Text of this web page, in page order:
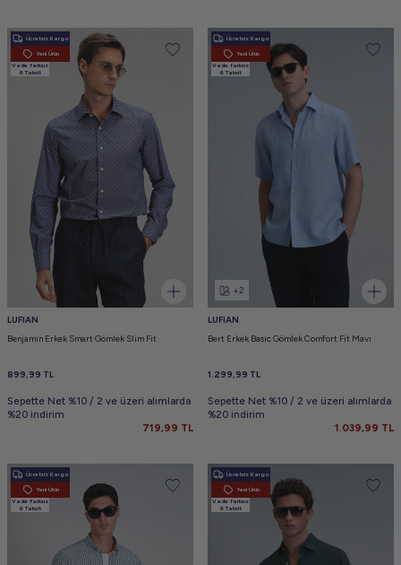
Ücretsiz Kargo
Yeni Ürün
Vade farksız
6 Taksit
LUFIAN
Benjamin Erkek Smart Gömlek Slim Fit
899,99 TL
Sepette Net %10 / 2 ve üzeri alımlarda
%20 indirim
719,99 TL
Ücretsiz Kargo
Yeni Ürün
Vade farksız
6 Taksit
+2
LUFIAN
Bert Erkek Basic Gömlek Comfort Fit Mavi
1.299,99 TL
Sepette Net %10 / 2 ve üzeri alımlarda
%20 indirim
1.039,99 TL
Ücretsiz Kargo
Yeni Ürün
Vade farksız
6 Taksit
Ücretsiz Kargo
Yeni Ürün
Vade farksız
6 Taksit